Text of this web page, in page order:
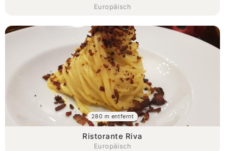
Europäisch
Ristorante Riva
Europäisch
280 m entfernt